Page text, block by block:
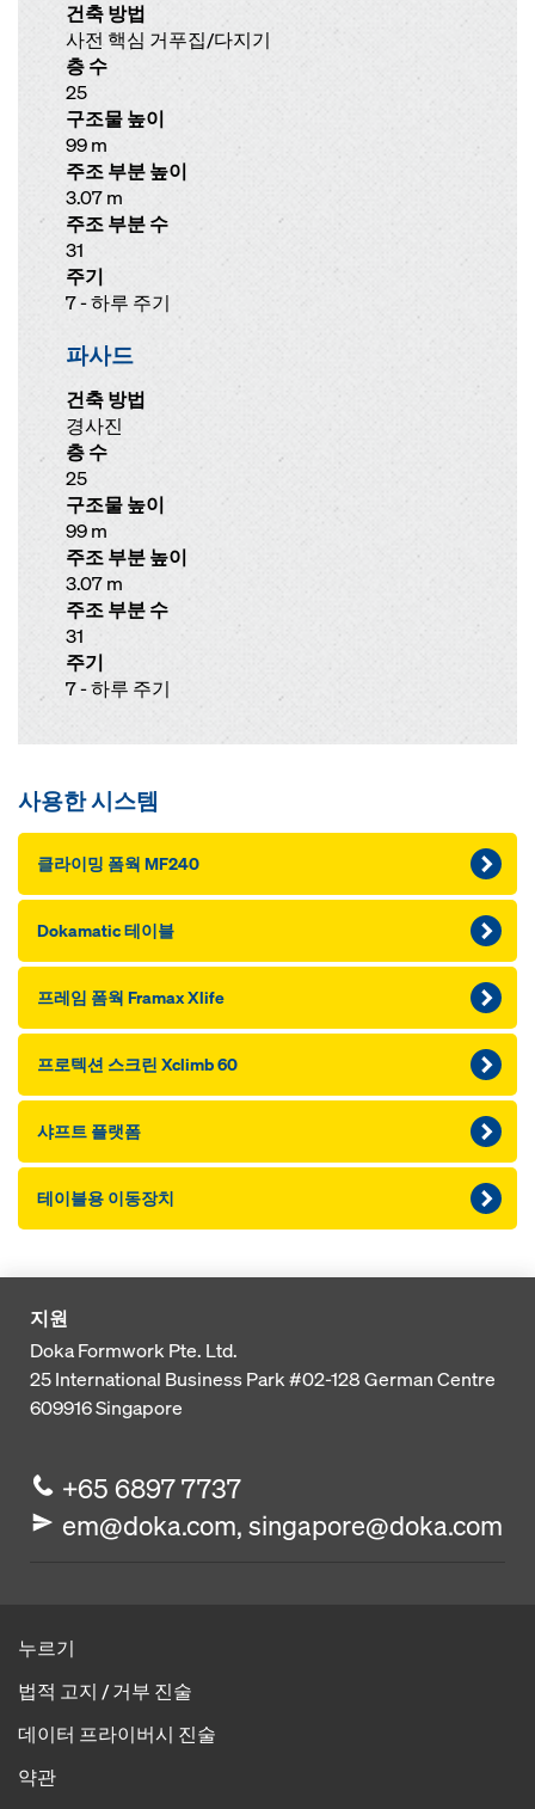
건축 방법
사전 핵심 거푸집/다지기
층 수
25
구조물 높이
99 m
주조 부분 높이
3.07 m
주조 부분 수
31
주기
7 - 하루 주기
파사드
건축 방법
경사진
층 수
25
구조물 높이
99 m
주조 부분 높이
3.07 m
주조 부분 수
31
주기
7 - 하루 주기
사용한 시스템
클라이밍 폼웍 MF240
Dokamatic 테이블
프레임 폼웍 Framax Xlife
프로텍션 스크린 Xclimb 60
샤프트 플랫폼
테이블용 이동장치
지원
Doka Formwork Pte. Ltd.
25 International Business Park#02-128 German Centre
609916Singapore
+65 6897 7737
em@doka.com, singapore@doka.com
누르기
법적 고지 / 거부 진술
데이터 프라이버시 진술
약관